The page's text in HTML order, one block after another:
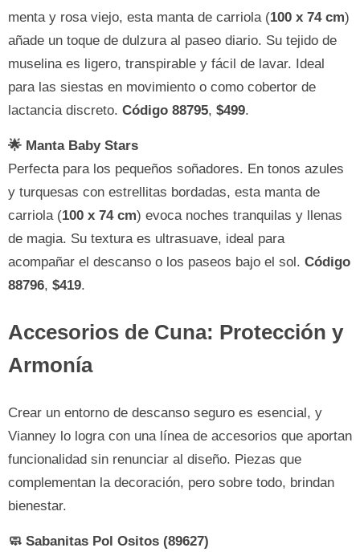
menta y rosa viejo, esta manta de carriola (100 x 74 cm)
añade un toque de dulzura al paseo diario. Su tejido de
muselina es ligero, transpirable y fácil de lavar. Ideal
para las siestas en movimiento o como cobertor de
lactancia discreto. Código 88795, $499.
🌟 Manta Baby Stars
Perfecta para los pequeños soñadores. En tonos azules
y turquesas con estrellitas bordadas, esta manta de
carriola (100 x 74 cm) evoca noches tranquilas y llenas
de magia. Su textura es ultrasuave, ideal para
acompañar el descanso o los paseos bajo el sol. Código
88796, $419.
Accesorios de Cuna: Protección y
Armonía
Crear un entorno de descanso seguro es esencial, y
Vianney lo logra con una línea de accesorios que aportan
funcionalidad sin renunciar al diseño. Piezas que
complementan la decoración, pero sobre todo, brindan
bienestar.
🧼 Sabanitas Pol Ositos (89627)